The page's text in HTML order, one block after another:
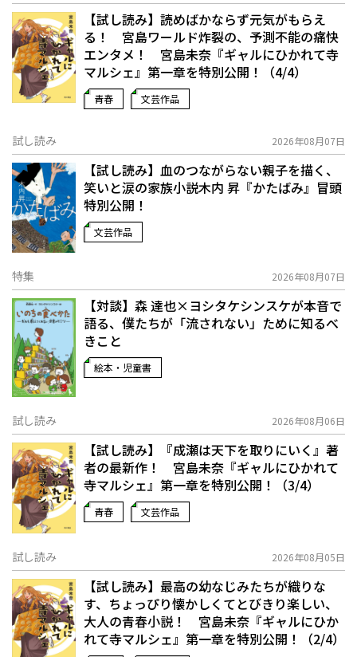
【試し読み】読めばかならず元気がもらえ
る！ 宮島ワールド炸裂の、予測不能の痛快
エンタメ！ 宮島未奈『ギャルにひかれて寺
マルシェ』第一章を特別公開！（4/4）
青春 文芸作品
試し読み 2026年08月07日
【試し読み】血のつながらない親子を描く、
笑いと涙の家族小説――木内 昇『かたばみ』冒頭
特別公開！
文芸作品
特集 2026年08月07日
【対談】森 達也×ヨシタケシンスケが本音で
語る、僕たちが「流されない」ために知るべ
きこと
絵本・児童書
試し読み 2026年08月06日
【試し読み】『成瀬は天下を取りにいく』著
者の最新作！ 宮島未奈『ギャルにひかれて
寺マルシェ』第一章を特別公開！（3/4）
青春 文芸作品
試し読み 2026年08月05日
【試し読み】最高の幼なじみたちが織りな
す、ちょっぴり懐かしくてとびきり楽しい、
大人の青春小説！ 宮島未奈『ギャルにひか
れて寺マルシェ』第一章を特別公開！（2/4）